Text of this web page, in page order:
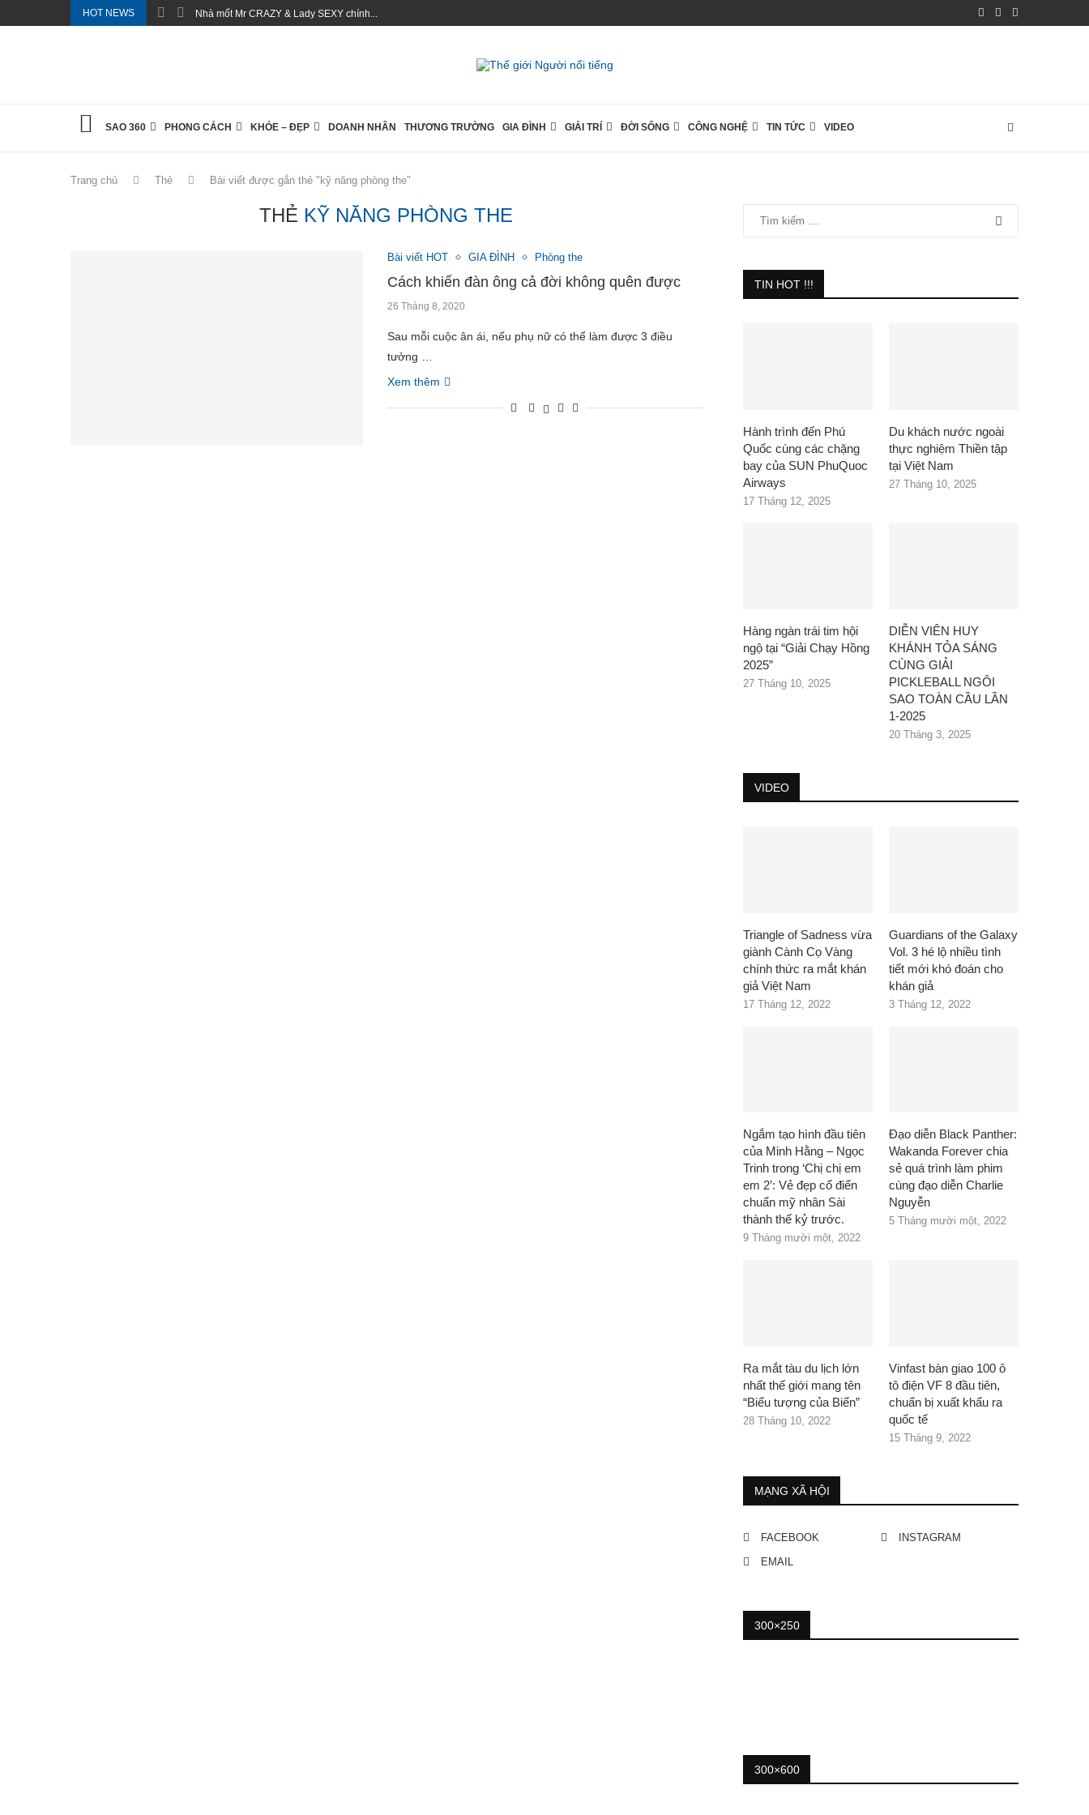
HOT NEWS Nhà mốt Mr CRAZY & Lady SEXY chính...
SAO 360 PHONG CÁCH KHỎE – ĐẸP DOANH NHÂN THƯƠNG TRƯỜNG GIA ĐÌNH GIẢI TRÍ ĐỜI SỐNG CÔNG NGHỆ TIN TỨC VIDEO
Trang chủ Thẻ Bài viết được gắn thẻ "kỹ năng phòng the"
THẺ KỸ NĂNG PHÒNG THE
Bài viết HOT GIA ĐÌNH Phòng the
Cách khiến đàn ông cả đời không quên được
26 Tháng 8, 2020
Sau mỗi cuộc ân ái, nếu phụ nữ có thể làm được 3 điều
tưởng …
Xem thêm
TIN HOT !!!
Hành trình đến Phú
Quốc cùng các chặng
bay của SUN PhuQuoc
Airways
17 Tháng 12, 2025
Du khách nước ngoài
thực nghiệm Thiền tập
tại Việt Nam
27 Tháng 10, 2025
Hàng ngàn trái tim hội
ngộ tại “Giải Chạy Hồng
2025”
27 Tháng 10, 2025
DIỄN VIÊN HUY
KHÁNH TỎA SÁNG
CÙNG GIẢI
PICKLEBALL NGÔI
SAO TOÀN CẦU LẦN
1-2025
20 Tháng 3, 2025
VIDEO
Triangle of Sadness vừa
giành Cành Cọ Vàng
chính thức ra mắt khán
giả Việt Nam
17 Tháng 12, 2022
Guardians of the Galaxy
Vol. 3 hé lộ nhiều tình
tiết mới khó đoán cho
khán giả
3 Tháng 12, 2022
Ngắm tạo hình đầu tiên
của Minh Hằng – Ngọc
Trinh trong ‘Chị chị em
em 2’: Vẻ đẹp cổ điển
chuẩn mỹ nhân Sài
thành thế kỷ trước.
9 Tháng mười một, 2022
Đạo diễn Black Panther:
Wakanda Forever chia
sẻ quá trình làm phim
cùng đạo diễn Charlie
Nguyễn
5 Tháng mười một, 2022
Ra mắt tàu du lịch lớn
nhất thế giới mang tên
“Biểu tượng của Biển”
28 Tháng 10, 2022
Vinfast bàn giao 100 ô
tô điện VF 8 đầu tiên,
chuẩn bị xuất khẩu ra
quốc tế
15 Tháng 9, 2022
MẠNG XÃ HỘI
FACEBOOK
INSTAGRAM
EMAIL
300×250
300×600